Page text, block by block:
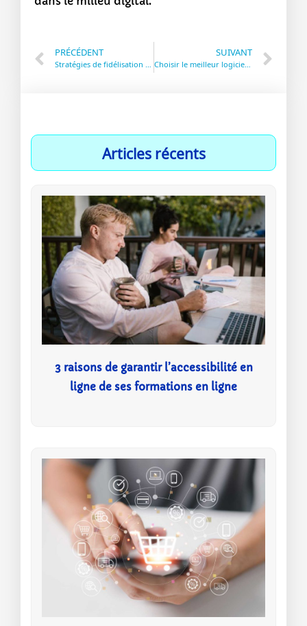
PRÉCÉDENT
Stratégies de fidélisation client pour votre boutique en ligne
SUIVANT
Choisir le meilleur logiciel de suivi des performances pour votre site web
Articles récents
3 raisons de garantir l’accessibilité en
ligne de ses formations en ligne